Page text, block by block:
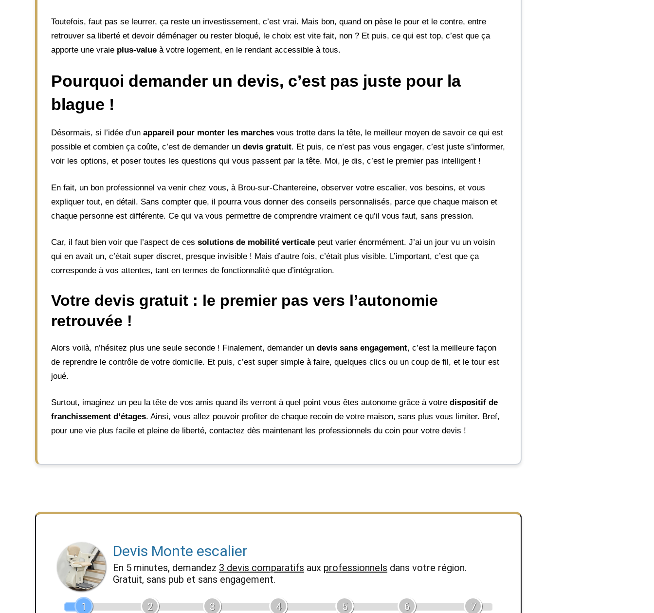
Toutefois, faut pas se leurrer, ça reste un investissement, c’est vrai. Mais bon, quand on pèse le pour et le contre, entre
retrouver sa liberté et devoir déménager ou rester bloqué, le choix est vite fait, non ? Et puis, ce qui est top, c’est que ça
apporte une vraie plus-value à votre logement, en le rendant accessible à tous.
Pourquoi demander un devis, c’est pas juste pour la
blague !
Désormais, si l’idée d’un appareil pour monter les marches vous trotte dans la tête, le meilleur moyen de savoir ce qui est
possible et combien ça coûte, c’est de demander un devis gratuit. Et puis, ce n’est pas vous engager, c’est juste s’informer,
voir les options, et poser toutes les questions qui vous passent par la tête. Moi, je dis, c’est le premier pas intelligent !
En fait, un bon professionnel va venir chez vous, à Brou-sur-Chantereine, observer votre escalier, vos besoins, et vous
expliquer tout, en détail. Sans compter que, il pourra vous donner des conseils personnalisés, parce que chaque maison et
chaque personne est différente. Ce qui va vous permettre de comprendre vraiment ce qu’il vous faut, sans pression.
Car, il faut bien voir que l’aspect de ces solutions de mobilité verticale peut varier énormément. J’ai un jour vu un voisin
qui en avait un, c’était super discret, presque invisible ! Mais d’autre fois, c’était plus visible. L’important, c’est que ça
corresponde à vos attentes, tant en termes de fonctionnalité que d’intégration.
Votre devis gratuit : le premier pas vers l’autonomie
retrouvée !
Alors voilà, n’hésitez plus une seule seconde ! Finalement, demander un devis sans engagement, c’est la meilleure façon
de reprendre le contrôle de votre domicile. Et puis, c’est super simple à faire, quelques clics ou un coup de fil, et le tour est
joué.
Surtout, imaginez un peu la tête de vos amis quand ils verront à quel point vous êtes autonome grâce à votre dispositif de
franchissement d’étages. Ainsi, vous allez pouvoir profiter de chaque recoin de votre maison, sans plus vous limiter. Bref,
pour une vie plus facile et pleine de liberté, contactez dès maintenant les professionnels du coin pour votre devis !
Devis Monte escalier
En 5 minutes, demandez 3 devis comparatifs aux professionnels dans votre région.
Gratuit, sans pub et sans engagement.
1 2 3 4 5 6 7